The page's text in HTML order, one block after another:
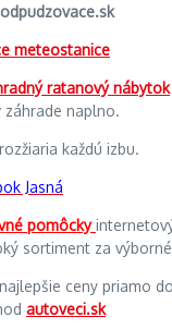
odpudzovace.sk
meteostanice
ratanový nábytok
záhrade naplno.
rozžiaria každú izbu.
Jasná
pomôcky
sortiment za
ceny priamo
autoveci.sk